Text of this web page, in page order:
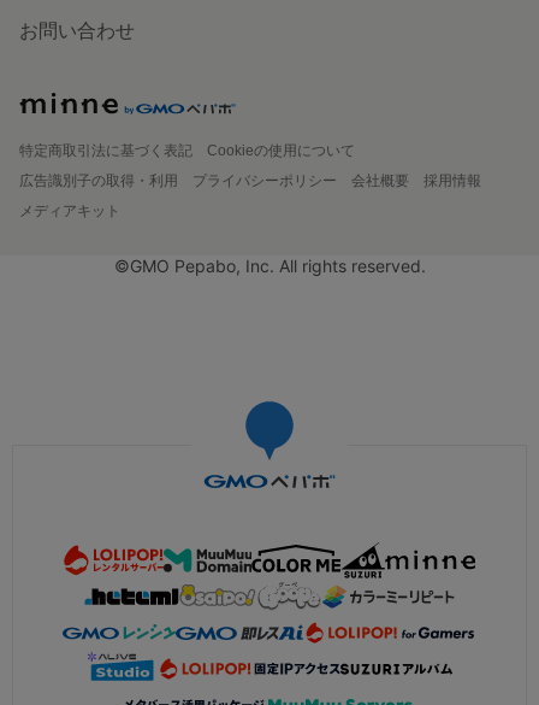
お問い合わせ
特定商取引法に基づく表記
Cookieの使用について
広告識別子の取得・利用
プライバシーポリシー 会社概要
採用情報
メディアキット
©GMO Pepabo, Inc. All rights reserved.